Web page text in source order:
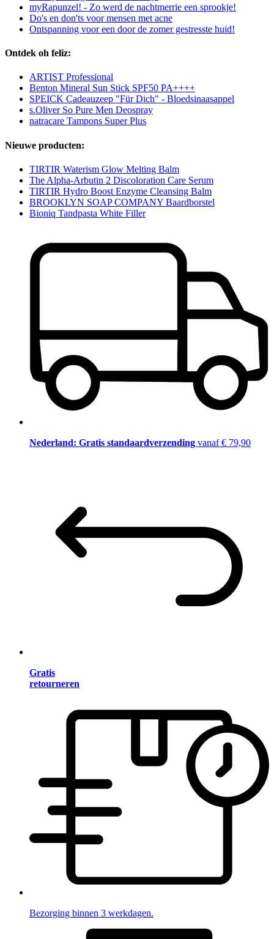
myRapunzel! - Zo werd de nachtmerrie een sprookje!
Do's en don'ts voor mensen met acne
Ontspanning voor een door de zomer gestresste huid!
Ontdek oh feliz:
ARTIST Professional
Benton Mineral Sun Stick SPF50 PA++++
SPEICK Cadeauzeep "Für Dich" - Bloedsinaasappel
s.Oliver So Pure Men Deospray
natracare Tampons Super Plus
Nieuwe producten:
TIRTIR Waterism Glow Melting Balm
The Alpha-Arbutin 2 Discoloration Care Serum
TIRTIR Hydro Boost Enzyme Cleansing Balm
BROOKLYN SOAP COMPANY Baardborstel
Bioniq Tandpasta White Filler
Nederland: Gratis standaardverzending vanaf € 79,90
Gratis
retourneren
Bezorging binnen 3 werkdagen.